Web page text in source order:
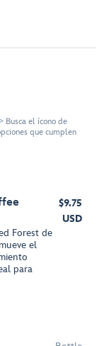
Busca el ícono de
que cumplen
Forest de
el
para
$9.75
USD